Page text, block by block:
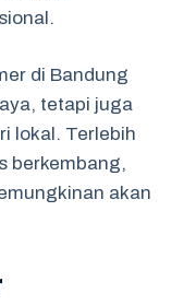
di Bandung
tetapi juga
lokal. Terlebih
berkembang,
akan